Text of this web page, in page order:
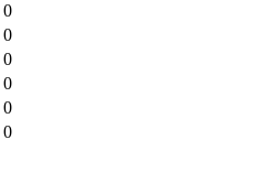
0
0
0
0
0
0